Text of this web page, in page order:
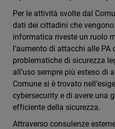
Per le attività svolte dal
dati dei cittadini che
informatica riveste un ruolo
l’aumento di attacchi alle PA
problematiche di sicurezza
all’uso sempre più esteso di
Comune si è trovato
cybersecurity e di avere una
efficiente della sicurezza.
Attraverso consulenze